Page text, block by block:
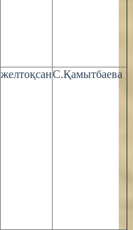
желтоқсанС.Қамытбаева